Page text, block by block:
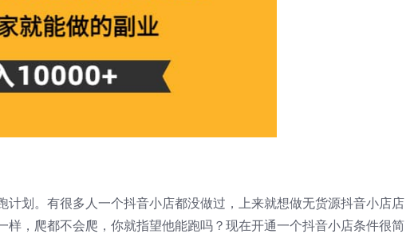
计划。有很多人一个抖音小店都没做过，上来就想做无货源抖音小店店
样，爬都不会爬，你就指望他能跑吗？现在开通一个抖音小店条件很简